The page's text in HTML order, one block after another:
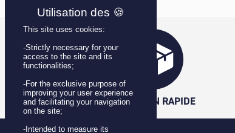
LIVRAISON RAPIDE
This site uses cookies:
-Strictly necessary for your
access to the site and its
functionalities;
-For the exclusive purpose of
improving your user experience
and facilitating your navigation
on the site;
-Intended to measure its